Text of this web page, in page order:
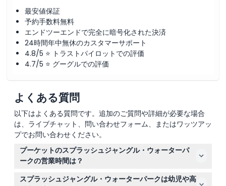
最安値保証
予約手数料無料
エンドツーエンドで完全に暗号化された決済
24時間年中無休のカスタマーサポート
4.8/5 ⭐ トラストパイロットでの評価
4.7/5 ⭐ グーグルでの評価
よくある質問
以下はよくある質問です。追加のご質問や詳細が必要な場合
は、ライブチャット、問い合わせフォーム、またはワッツアッ
プでお問い合わせください。
プーケットのスプラッシュジャングル・ウォーターパ
ークの営業時間は？
パークは毎日午前10時から午後5時45分まで営業してお
スプラッシュジャングル・ウォーターパークは幼児や高